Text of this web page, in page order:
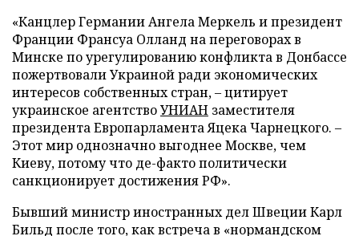
«Канцлер Германии Ангела Меркель и президент
Франции Франсуа Олланд на переговорах в
Минске по урегулированию конфликта в Донбассе
пожертвовали Украиной ради экономических
интересов собственных стран, – цитирует
украинское агентствоУНИАН заместителя
президента Европарламента Яцека Чарнецкого. –
Этот мир однозначно выгоднее Москве, чем
Киеву, потому что де-факто политически
санкционирует достижения РФ».
Бывший министр иностранных дел Швеции Карл
Бильд после того, как встреча в «нормандском